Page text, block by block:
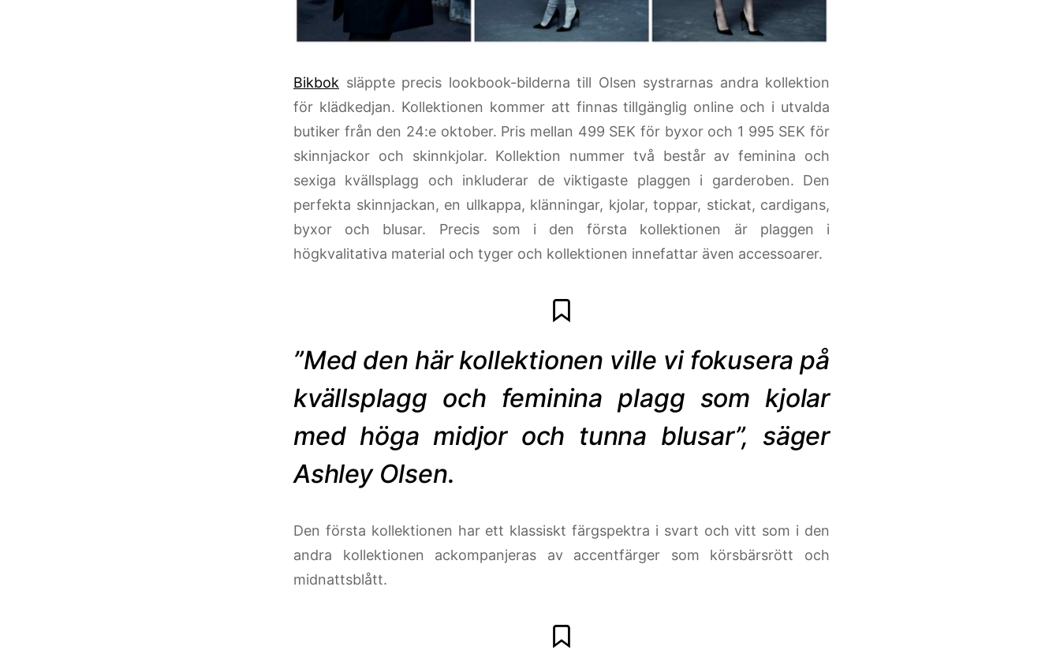
Bikbok släppte precis lookbook-bilderna till Olsen systrarnas andra kollektion
för klädkedjan. Kollektionen kommer att finnas tillgänglig online och i utvalda
butiker från den 24:e oktober. Pris mellan 499 SEK för byxor och 1 995 SEK för
skinnjackor och skinnkjolar. Kollektion nummer två består av feminina och
sexiga kvällsplagg och inkluderar de viktigaste plaggen i garderoben. Den
perfekta skinnjackan, en ullkappa, klänningar, kjolar, toppar, stickat, cardigans,
byxor och blusar. Precis som i den första kollektionen är plaggen i
högkvalitativa material och tyger och kollektionen innefattar även accessoarer.
”Med den här kollektionen ville vi fokusera på
kvällsplagg och feminina plagg som kjolar
med höga midjor och tunna blusar”, säger
Ashley Olsen.
Den första kollektionen har ett klassiskt färgspektra i svart och vitt som i den
andra kollektionen ackompanjeras av accentfärger som körsbärsrött och
midnattsblått.